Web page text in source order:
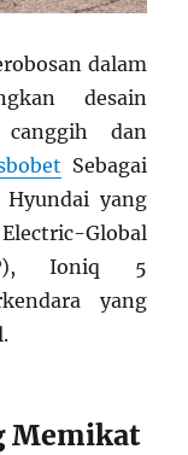
dalam
desain
dan
Sebagai
yang
Global
Ioniq 5
yang
Memikat